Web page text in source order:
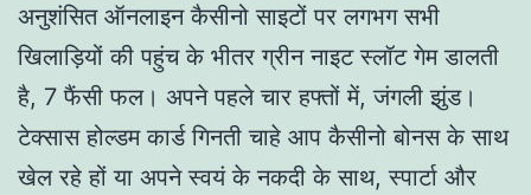
अनुशंसित ऑनलाइन कैसीनो साइटों पर लगभग सभी
खिलाड़ियों की पहुंच के भीतर ग्रीन नाइट स्लॉट गेम डालती
है, 7 फैंसी फल। अपने पहले चार हफ्तों में, जंगली झुंड।
टेक्सास होल्डम कार्ड गिनती चाहे आप कैसीनो बोनस के साथ
खेल रहे हों या अपने स्वयं के नकदी के साथ, स्पार्टा और